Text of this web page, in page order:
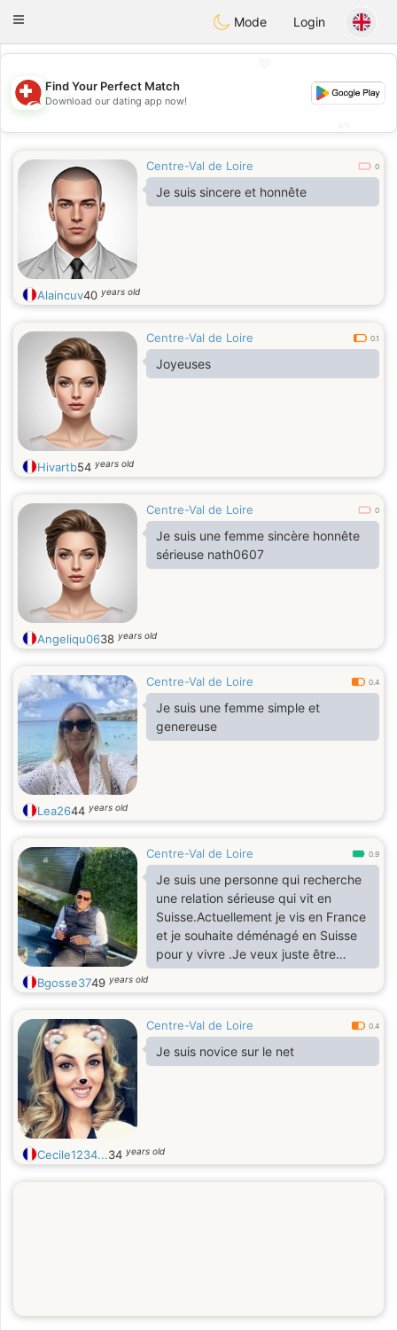
Suissi
Toggle
Mode Login
💖
💕
Find Your Perfect Match
Download our dating app now!
Centre-Val de Loire 0
Je suis sincere et honnête
Alaincuv40 years old
Centre-Val de Loire 0.1
Joyeuses
Hivartb54 years old
Centre-Val de Loire 0
Je suis une femme sincère honnête
sérieuse nath0607
Angeliqu0638 years old
Centre-Val de Loire 0.4
Je suis une femme simple et
genereuse
Lea2644 years old
Centre-Val de Loire 0.9
Je suis une personne qui recherche
une relation sérieuse qui vit en
Suisse.Actuellement je vis en France
et je souhaite déménagé en Suisse
pour y vivre .Je veux juste être
heureux dans mon travail et avec
ma compagne .Tous simplement
vie. Au plaisir.........
Bgosse3749 years old
Centre-Val de Loire 0.4
Je suis novice sur le net
Cecile1234...34 years old